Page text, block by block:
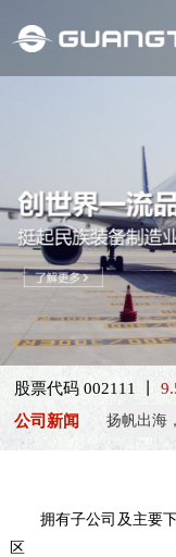
股票代码 002111 丨
公司新闻
热烈庆祝
热烈庆祝
拥有子公司及主要
区